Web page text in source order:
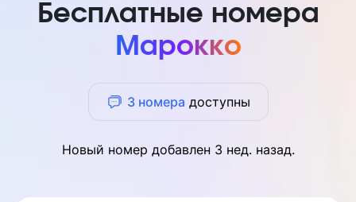
Бесплатные номера
Марокко
3 номера доступны
Новый номер добавлен 3 нед. назад.